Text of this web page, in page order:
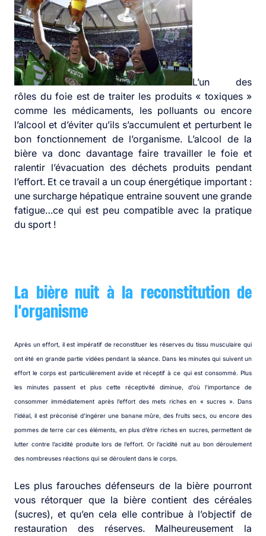
L’un des
rôles du foie est de traiter les produits « toxiques »
comme les médicaments, les polluants ou encore
l’alcool et d’éviter qu’ils s’accumulent et perturbent le
bon fonctionnement de l’organisme. L’alcool de la
bière va donc davantage faire travailler le foie et
ralentir l’évacuation des déchets produits pendant
l’effort. Et ce travail a un coup énergétique important :
une surcharge hépatique entraine souvent une grande
fatigue…ce qui est peu compatible avec la pratique
du sport !
La bière nuit à la reconstitution de
l’organisme
Après un effort, il est impératif de reconstituer les réserves du tissu musculaire qui
ont été en grande partie vidées pendant la séance. Dans les minutes qui suivent un
effort le corps est particulièrement avide et réceptif à ce qui est consommé. Plus
les minutes passent et plus cette réceptivité diminue, d’où l’importance de
consommer immédiatement après l’effort des mets riches en « sucres ». Dans
l’idéal, il est préconisé d’ingérer une banane mûre, des fruits secs, ou encore des
pommes de terre car ces éléments, en plus d’être riches en sucres, permettent de
lutter contre l’acidité produite lors de l’effort. Or l’acidité nuit au bon déroulement
des nombreuses réactions qui se déroulent dans le corps.
Les plus farouches défenseurs de la bière pourront
vous rétorquer que la bière contient des céréales
(sucres), et qu’en cela elle contribue à l’objectif de
restauration des réserves. Malheureusement la